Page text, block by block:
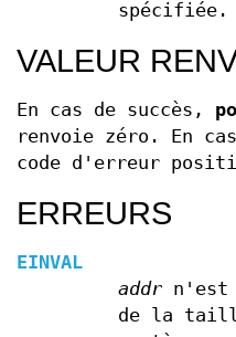
spécifiée.
VALEUR
En cas de succès,
renvoie zéro. En
code d'erreur
ERREURS
EINVAL
addrn'est
de la